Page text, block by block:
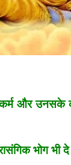
और उनसके
भोग भी